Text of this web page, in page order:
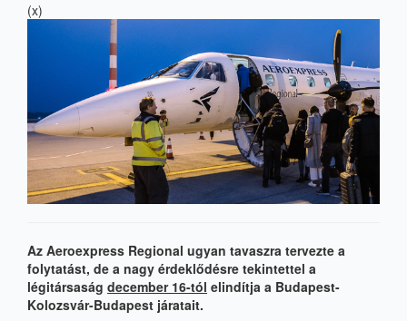
(x)
Az Aeroexpress Regional ugyan tavaszra tervezte a
folytatást, de a nagy érdeklődésre tekintettel a
légitársaság december 16-tól elindítja a Budapest-
Kolozsvár-Budapest járatait.